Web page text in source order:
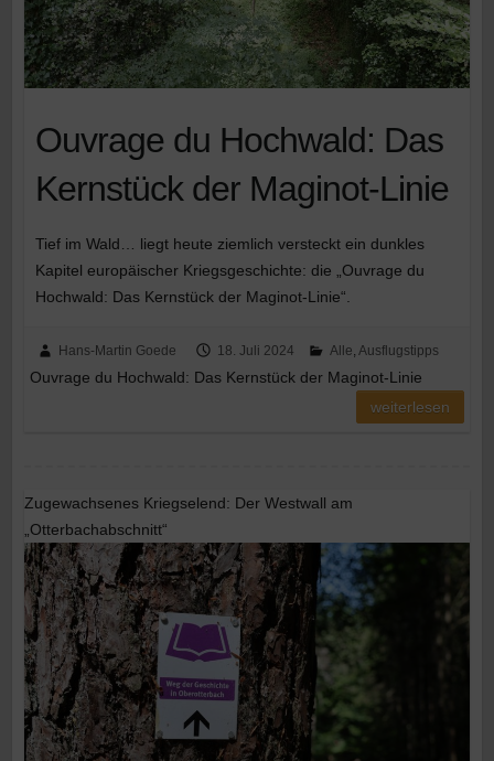
Ouvrage du Hochwald: Das
Kernstück der Maginot-Linie
Tief im Wald… liegt heute ziemlich versteckt ein dunkles
Kapitel europäischer Kriegsgeschichte: die „Ouvrage du
Hochwald: Das Kernstück der Maginot-Linie“.
Hans-Martin Goede 18. Juli 2024 Alle Ausflugstipps
Ouvrage du Hochwald: Das Kernstück der Maginot-Linie
weiterlesen
Zugewachsenes Kriegselend: Der Westwall am
„Otterbachabschnitt“